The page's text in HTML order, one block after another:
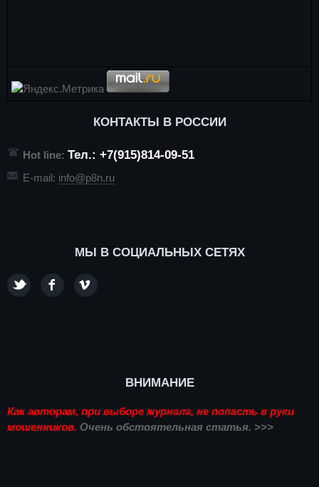
КОНТАКТЫ В РОССИИ
Hot line: Тел.: +7(915)814-09-51
E-mail: info@p8n.ru
МЫ В СОЦИАЛЬНЫХ СЕТЯХ
ВНИМАНИЕ
Как авторам, при выборе журнала, не попасть в руки
мошенников. Очень обстоятельная статья. >>>